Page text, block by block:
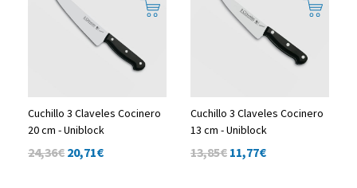
Cuchillo 3 Claveles Cocinero
20 cm - Uniblock
24,36€ 20,71€
Cuchillo 3 Claveles Cocinero
13 cm - Uniblock
13,85€ 11,77€